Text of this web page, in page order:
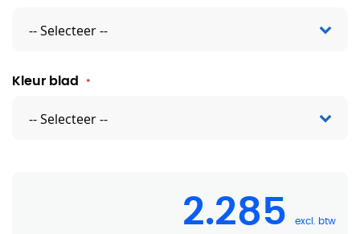
Kleur blad
2.285